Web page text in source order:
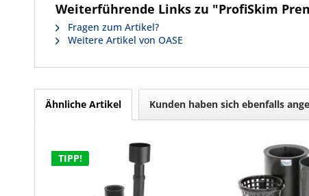
Weiterführende Links zu "ProfiSkim
Fragen zum Artikel?
Weitere Artikel von OASE
Ähnliche Artikel Kunden haben sich ebenfalls
TIPP!